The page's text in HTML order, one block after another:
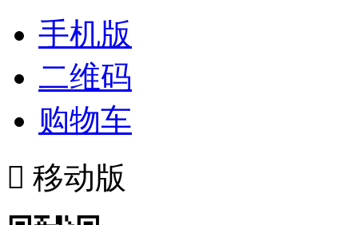
手机版
二维码
购物车
 移动版